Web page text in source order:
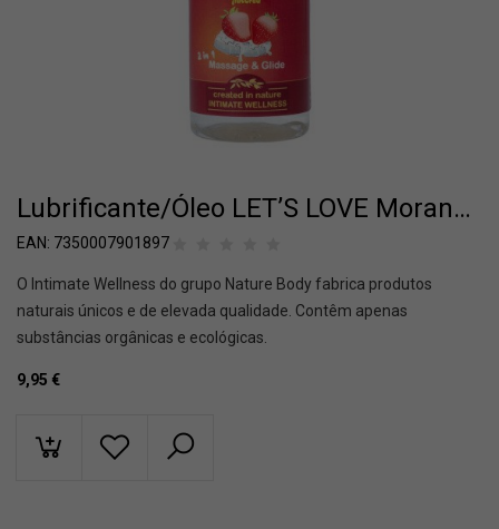
Lubrificante/Óleo LET’S LOVE Morango 100ml
EAN: 7350007901897
O Intimate Wellness do grupo Nature Body fabrica produtos
naturais únicos e de elevada qualidade. Contêm apenas
substâncias orgânicas e ecológicas.
9,95 €